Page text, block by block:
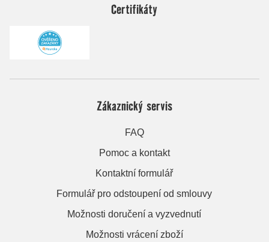
Certifikáty
Zákaznický servis
FAQ
Pomoc a kontakt
Kontaktní formulář
Formulář pro odstoupení od smlouvy
Možnosti doručení a vyzvednutí
Možnosti vrácení zboží